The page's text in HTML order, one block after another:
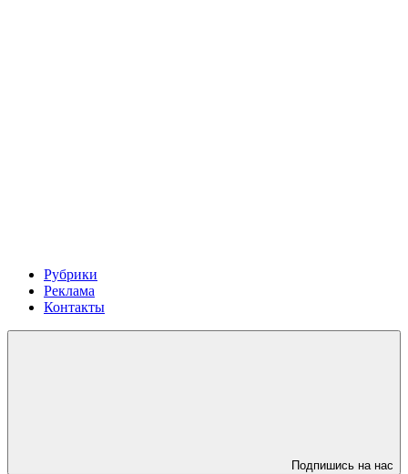
Рубрики
Реклама
Контакты
Подпишись на нас